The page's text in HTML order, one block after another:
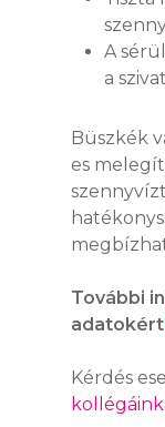
A
a
Büszkék
es
További
adatokért
Kérdés